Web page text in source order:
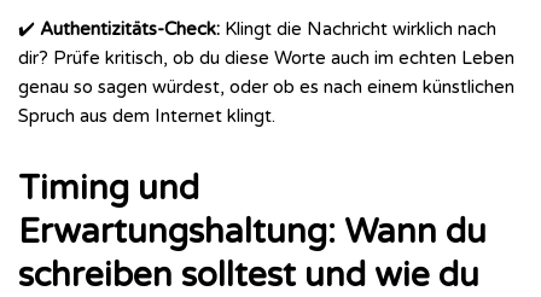
✔️ Authentizitäts-Check: Klingt die Nachricht wirklich nach
dir? Prüfe kritisch, ob du diese Worte auch im echten Leben
genau so sagen würdest, oder ob es nach einem künstlichen
Spruch aus dem Internet klingt.
Timing und
Erwartungshaltung: Wann du
schreiben solltest und wie du